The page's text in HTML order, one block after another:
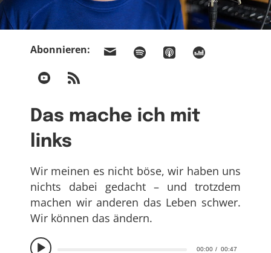
Abonnieren:
Das mache ich mit
links
00:00 00:47
Wir meinen es nicht böse, wir haben uns
nichts dabei gedacht – und trotzdem
machen wir anderen das Leben schwer.
Wir können das ändern.